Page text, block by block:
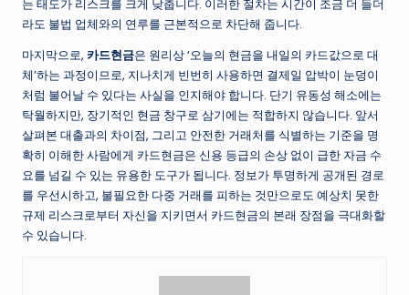
는 태도가 리스크를 크게 낮춥니다. 이러한 절차는 시간이 조금 더 들더
라도 불법 업체와의 연루를 근본적으로 차단해 줍니다.
마지막으로, 카드현금은 원리상 ‘오늘의 현금을 내일의 카드값으로 대
체’하는 과정이므로, 지나치게 빈번히 사용하면 결제일 압박이 눈덩이
처럼 불어날 수 있다는 사실을 인지해야 합니다. 단기 유동성 해소에는
탁월하지만, 장기적인 현금 창구로 삼기에는 적합하지 않습니다. 앞서
살펴본 대출과의 차이점, 그리고 안전한 거래처를 식별하는 기준을 명
확히 이해한 사람에게 카드현금은 신용 등급의 손상 없이 급한 자금 수
요를 넘길 수 있는 유용한 도구가 됩니다. 정보가 투명하게 공개된 경로
를 우선시하고, 불필요한 다중 거래를 피하는 것만으로도 예상치 못한
규제 리스크로부터 자신을 지키면서 카드현금의 본래 장점을 극대화할
수 있습니다.